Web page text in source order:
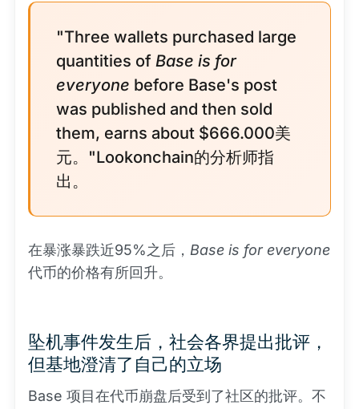
"Three wallets purchased large
quantities of Base is for
everyone before Base's post
was published and then sold
them, earns about $666.000美
元。"Lookonchain的分析师指
出。
在暴涨暴跌近95%之后， Base is for everyone
代币的价格有所回升。
坠机事件发生后，社会各界提出批评，
但基地澄清了自己的立场
Base 项目在代币崩盘后受到了社区的批评。不